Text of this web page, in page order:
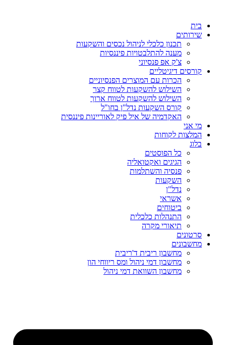
בית
שירותים
תכנון כלכלי לניהול נכסים והשקעות
מענה להתלבטויות פיננסיות
צ'ק אפ פנסיוני
קורסים דיגיטליים
הכרות עם המוצרים הפנסיוניים
השילוש להשקעות לטווח קצר
השילוש להשקעות לטווח ארוך
קורס השקעות נדל"ן בחו"ל
האקדמיה של איל פיק לאוריינות פיננסית
מי אני
המלצות לקוחות
בלוג
כל הפוסטים
הגיגים ואקטואליה
פנסיה והשתלמות
השקעות
נדל"ן
אשראי
ביטוחים
התנהלות כלכלית
תיאורי מקרה
סרטונים
מחשבונים
מחשבון ריבית ד'ריבית
מחשבון דמי ניהול ומס ריווחי הון
מחשבון השוואת דמי ניהול